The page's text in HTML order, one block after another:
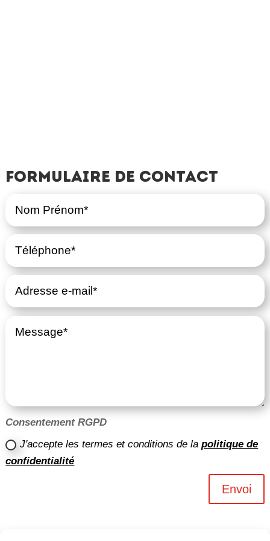
Formulaire de contact
Consentement RGPD
J'accepte les termes et conditions de lapolitique de
confidentialité
Envoi